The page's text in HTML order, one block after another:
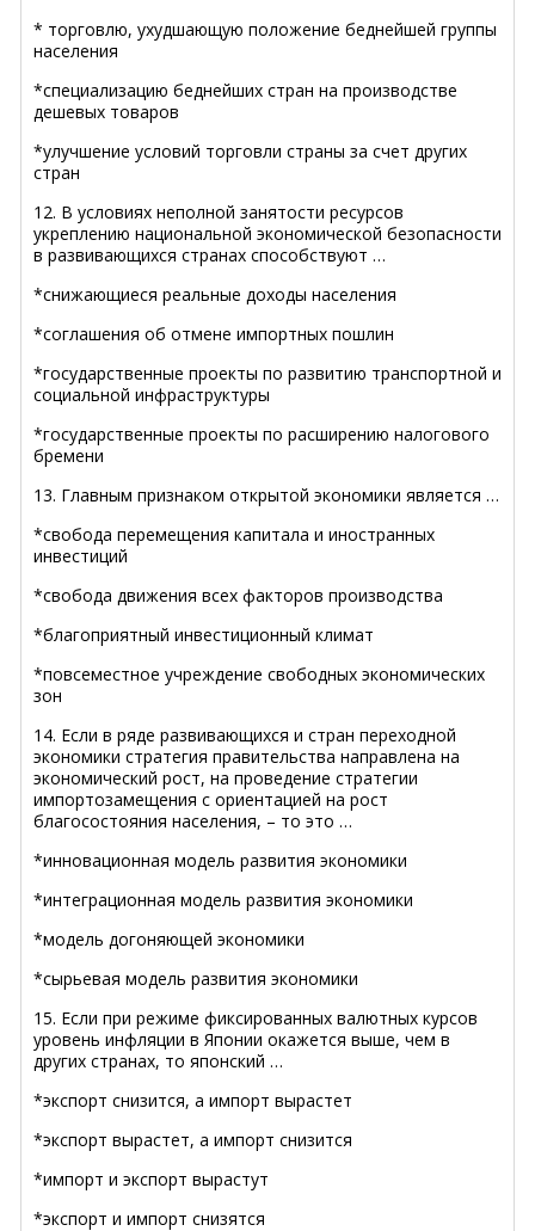
* торговлю, ухудшающую положение беднейшей группы
населения
*специализацию беднейших стран на производстве
дешевых товаров
*улучшение условий торговли страны за счет других
стран
12. В условиях неполной занятости ресурсов
укреплению национальной экономической безопасности
в развивающихся странах способствуют …
*снижающиеся реальные доходы населения
*соглашения об отмене импортных пошлин
*государственные проекты по развитию транспортной и
социальной инфраструктуры
*государственные проекты по расширению налогового
бремени
13. Главным признаком открытой экономики является …
*свобода перемещения капитала и иностранных
инвестиций
*свобода движения всех факторов производства
*благоприятный инвестиционный климат
*повсеместное учреждение свободных экономических
зон
14. Если в ряде развивающихся и стран переходной
экономики стратегия правительства направлена на
экономический рост, на проведение стратегии
импортозамещения с ориентацией на рост
благосостояния населения, – то это …
*инновационная модель развития экономики
*интеграционная модель развития экономики
*модель догоняющей экономики
*сырьевая модель развития экономики
15. Если при режиме фиксированных валютных курсов
уровень инфляции в Японии окажется выше, чем в
других странах, то японский …
*экспорт снизится, а импорт вырастет
*экспорт вырастет, а импорт снизится
*импорт и экспорт вырастут
*экспорт и импорт снизятся